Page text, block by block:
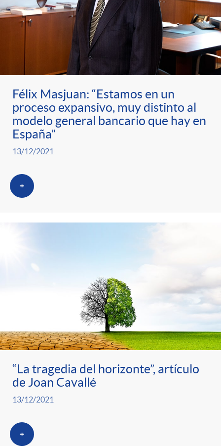
Félix Masjuan: “Estamos en un
proceso expansivo, muy distinto al
modelo general bancario que hay en
España”
13/12/2021
+
“La tragedia del horizonte”, artículo
de Joan Cavallé
13/12/2021
+